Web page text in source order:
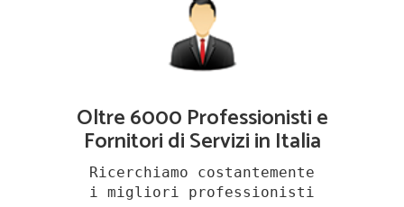
Oltre 6000 Professionisti e
Fornitori di Servizi in Italia
Ricerchiamo costantemente
i migliori professionisti